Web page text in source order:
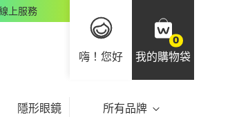
上服務
嗨！您好
0
我的購物袋
隱形眼鏡 所有品牌